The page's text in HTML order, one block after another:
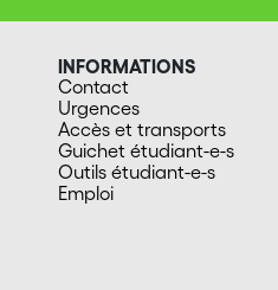
INFORMATIONS
Contact
Urgences
Accès et transports
Guichet étudiant-e-s
Outils étudiant-e-s
Emploi